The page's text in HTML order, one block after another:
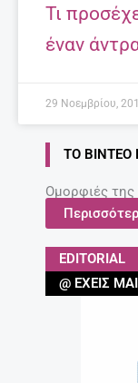
Τι
έναν
29 Νοεμβρίου,
ΤΟ
Ομορφιές
EDITORIAL
@ ΈΧΕΙΣ